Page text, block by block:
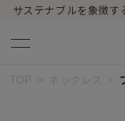
サステナブルを象徴
TOP ネックレス